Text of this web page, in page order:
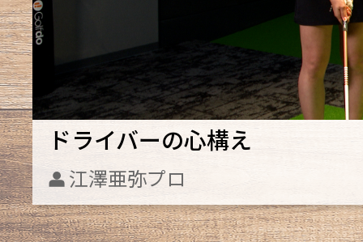
ドライバーの心構え
江澤亜弥プロ